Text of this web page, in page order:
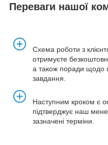
Переваги нашої
Схема роботи з
отримуєте
а також поради щодо
завдання.
Наступним кроком є
підтверджує наш
зазначені терміни.